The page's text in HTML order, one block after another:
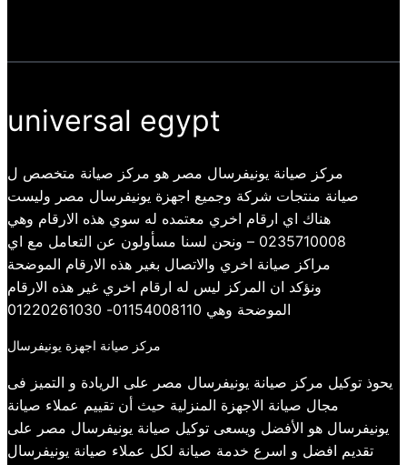
universal egypt
مركز صيانة يونيفرسال مصر هو مركز صيانة متخصص ل
صيانة منتجات شركة وجميع اجهزة يونيفرسال مصر وليست
هناك اي ارقام اخري معتمده له سوي هذه الارقام وهي
0235710008 – ونحن لسنا مسأولون عن التعامل مع اي
مراكز صيانة اخري والاتصال بغير هذه الارقام الموضحة
ونؤكد ان المركز ليس له ارقام اخري غير هذه الارقام
الموضحة وهي 01154008110- 01220261030
مركز صيانة اجهزة يونيفرسال
يحوذ توكيل مركز صيانة يونيفرسال مصر على الريادة و التميز فى
مجال صيانة الاجهزة المنزلية حيث أن تقييم عملاء صيانة
يونيفرسال هو الأفضل ويسعى توكيل صيانة يونيفرسال مصر على
تقديم افضل و اسرع خدمة صيانة لكل عملاء صيانة يونيفرسال